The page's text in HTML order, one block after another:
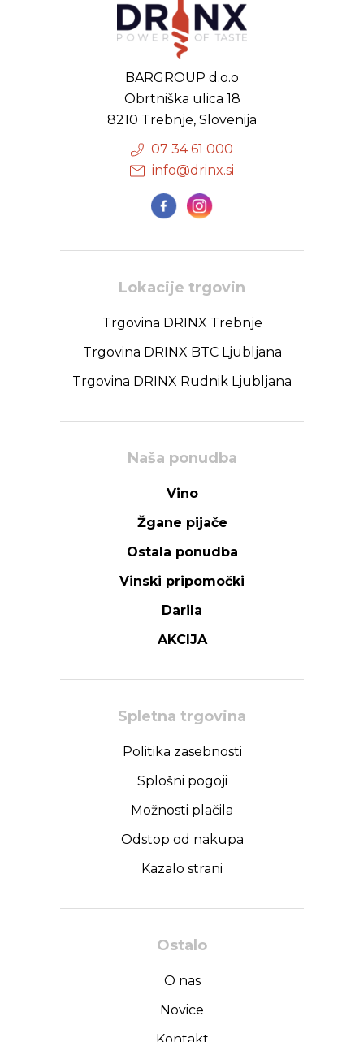
BARGROUP d.o.o
Obrtniška ulica 18
8210 Trebnje, Slovenija
07 34 61 000
info@drinx.si
Lokacije trgovin
Trgovina DRINX Trebnje
Trgovina DRINX BTC Ljubljana
Trgovina DRINX Rudnik Ljubljana
Naša ponudba
Vino
Žgane pijače
Ostala ponudba
Vinski pripomočki
Darila
AKCIJA
Spletna trgovina
Politika zasebnosti
Splošni pogoji
Možnosti plačila
Odstop od nakupa
Kazalo strani
Ostalo
O nas
Novice